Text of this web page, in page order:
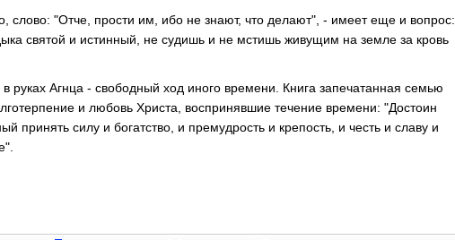
слово: "Отче, прости им, ибо не знают, что делают", - имеет еще и вопрос:
святой и истинный, не судишь и не мстишь живущим на земле за кровь
руках Агнца - свободный ход иного времени. Книга запечатанная семью
и любoвь Христа, воспринявшие течение времени: "Достоин
принять силу и богатство, и премудрость и крепость, и честь и славу и